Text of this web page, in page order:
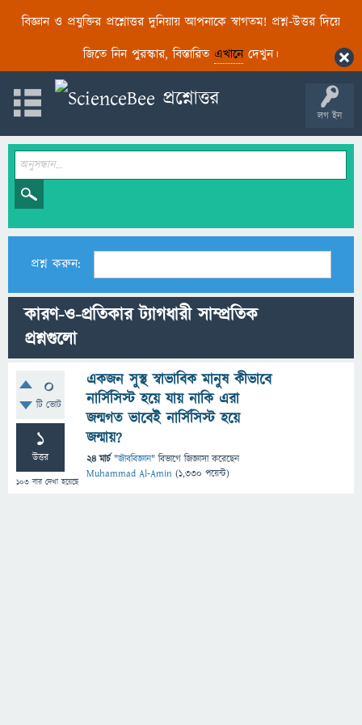
বিজ্ঞান ও প্রযুক্তির প্রশ্নোত্তর দুনিয়ায় আপনাকে স্বাগতম! প্রশ্ন-উত্তর দিয়ে
জিতে নিন পুরস্কার, বিস্তারিত এখানেদেখুন।
লগ ইন
প্রশ্ন করুন:
কারণ-ও-প্রতিকার ট্যাগধারী সাম্প্রতিক
প্রশ্নগুলো
0
টি ভোট
1
উত্তর
103 বার দেখা হয়েছে
একজন সুস্থ স্বাভাবিক মানুষ কীভাবে
নার্সিসিস্ট হয়ে যায় নাকি এরা
জন্মগত ভাবেই নার্সিসিস্ট হয়ে
জন্মায়?
24 মার্চ "জীববিজ্ঞান" বিভাগে জিজ্ঞাসাকরেছেন
Muhammad Al-Amin (1,330 পয়েন্ট)